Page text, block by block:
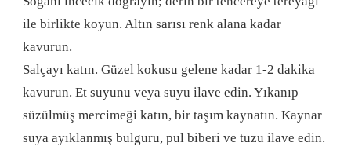
ile birlikte koyun. Altın sarısı renk alana kadar
kavurun.
Salçayı katın. Güzel kokusu gelene kadar 1-2 dakika
kavurun. Et suyunu veya suyu ilave edin. Yıkanıp
süzülmüş mercimeği katın, bir taşım kaynatın. Kaynar
suya ayıklanmış bulguru, pul biberi ve tuzu ilave edin.